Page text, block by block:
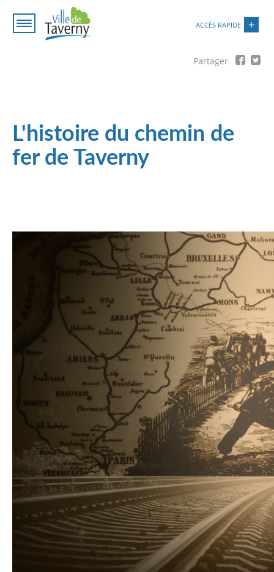
contenu
ACCÈS RAPIDE
L'histoire du chemin de
fer de Taverny
Paramétrer les cookies